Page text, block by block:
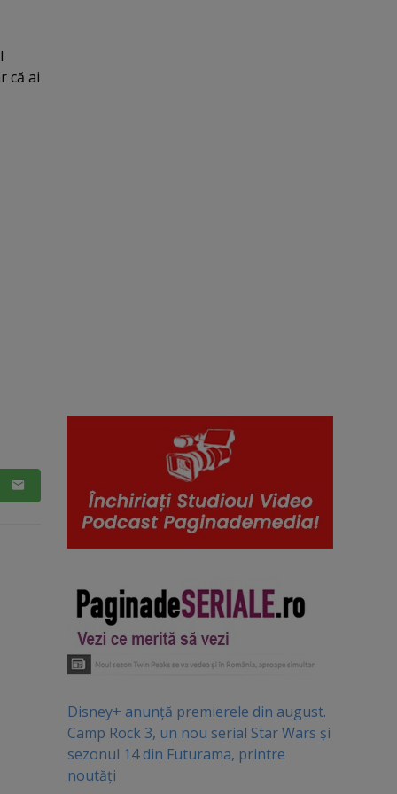
că ai
Disney+ anunță premierele din august.
Camp Rock 3, un nou serial Star Wars și
sezonul 14 din Futurama, printre
noutăți